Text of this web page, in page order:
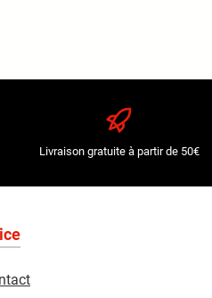
Livraison gratuite à partir de 50€